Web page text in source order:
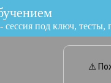
сессия под ключ, тесты,
⚠️